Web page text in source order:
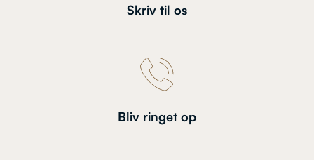
Skriv til os
Bliv ringet op